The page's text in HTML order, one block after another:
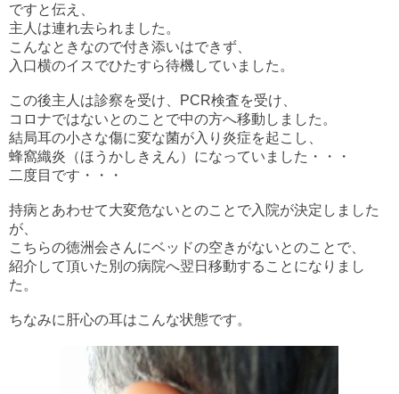
ですと伝え、
主人は連れ去られました。
こんなときなので付き添いはできず、
入口横のイスでひたすら待機していました。
この後主人は診察を受け、PCR検査を受け、
コロナではないとのことで中の方へ移動しました。
結局耳の小さな傷に変な菌が入り炎症を起こし、
蜂窩織炎（ほうかしきえん）になっていました・・・
二度目です・・・
持病とあわせて大変危ないとのことで入院が決定しました
が、
こちらの徳洲会さんにベッドの空きがないとのことで、
紹介して頂いた別の病院へ翌日移動することになりまし
た。
ちなみに肝心の耳はこんな状態です。